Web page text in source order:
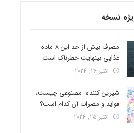
نسخه
مصرف بیش از حد این 8 ماده
غذایی بینهایت خطرناک است
اکتبر 26, 2024
شیرین کننده مصنوعی چیست،
فواید و مضرات آن کدام است؟
اکتبر 25, 2024